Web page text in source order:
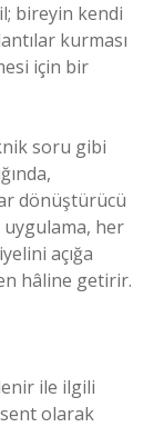
bireyin kendi
kurması
için bir
soru gibi
dönüştürücü
uygulama, her
açığa
hâline getirir.
ile ilgili
olarak